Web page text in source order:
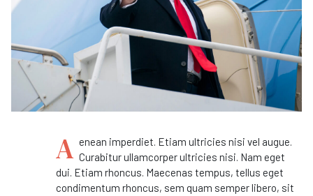
A enean imperdiet. Etiam ultricies nisi vel augue.
Curabitur ullamcorper ultricies nisi. Nam eget
dui. Etiam rhoncus. Maecenas tempus, tellus eget
condimentum rhoncus, sem quam semper libero, sit